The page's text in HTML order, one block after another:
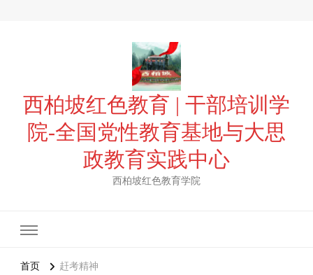
西柏坡红色教育 | 干部培训学
院-全国党性教育基地与大思
政教育实践中心
西柏坡红色教育学院
首页 赶考精神